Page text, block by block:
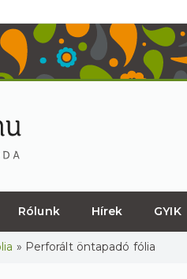
Rólunk Hírek GYIK
» Perforált öntapadó fólia